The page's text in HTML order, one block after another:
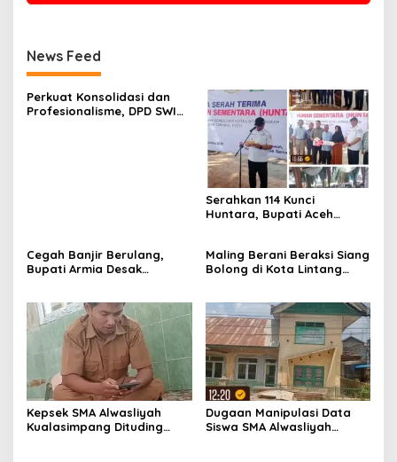
News Feed
Perkuat Konsolidasi dan
Profesionalisme, DPD SWI
Serahkan 114 Kunci
Huntara, Bupati Aceh
Malaysia, Mohon Dukungan
Berkelanjutan
Cegah Banjir Berulang,
Bupati Armia Desak
Tamiang
Maling Berani Beraksi Siang
Bolong di Kota Lintang
Tingkatkan Keamanan
Kepsek SMA Alwasliyah
Kualasimpang Dituding
Dugaan Manipulasi Data
Siswa SMA Alwasliyah